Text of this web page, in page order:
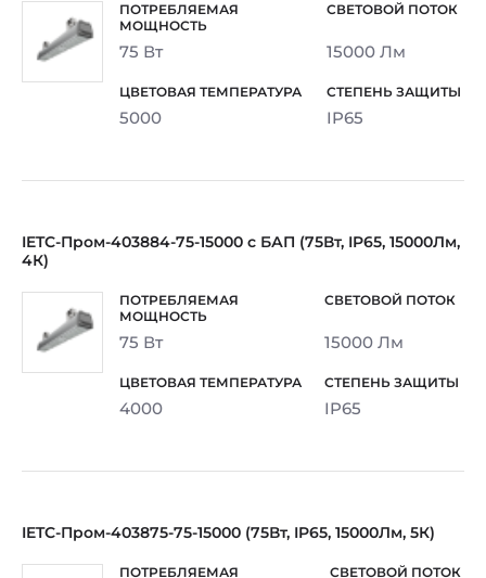
75 Вт 15000 Лм
5000 IP65
IETC-Пром-403884-75-15000 с БАП (75Вт, IP65, 15000Лм,
4К)
75 Вт 15000 Лм
4000 IP65
IETC-Пром-403875-75-15000 (75Вт, IP65, 15000Лм, 5К)